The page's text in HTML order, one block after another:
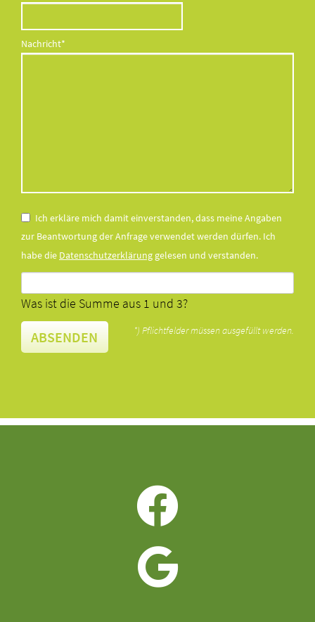
Pflichtfeld
Nachricht*
Ich erkläre mich damit einverstanden, dass meine Angaben
zur Beantwortung der Anfrage verwendet werden dürfen. Ich
habe die Datenschutzerklärung gelesen und verstanden.
Was ist die Summe aus 1 und 3?
ABSENDEN *) Pflichtfelder müssen ausgefüllt werden.